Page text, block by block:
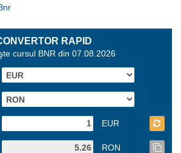
RAPID
cursul BNR din 07.08.2026
EUR
RON